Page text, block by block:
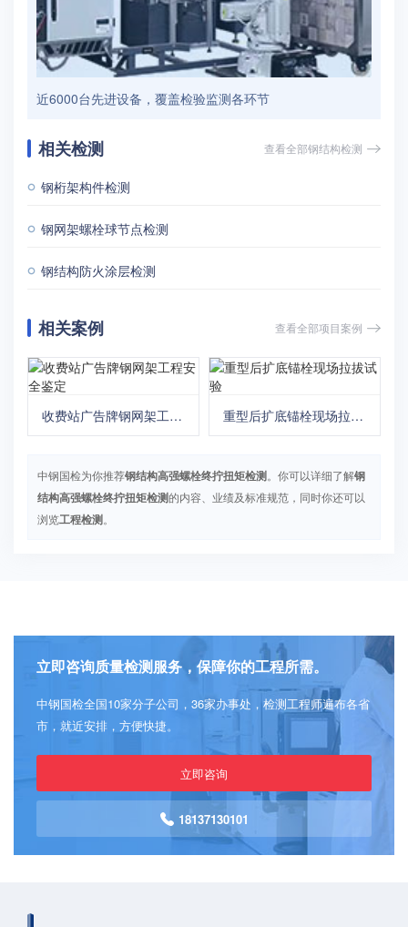
近6000台先进设备，覆盖检验监测各环节
相关检测 查看全部钢结构检测
钢桁架构件检测
钢网架螺栓球节点检测
钢结构防火涂层检测
相关案例 查看全部项目案例
收费站广告牌钢网架工程
安全鉴定
重型后扩底锚栓现场拉拔
试验
中钢国检为你推荐钢结构高强螺栓终拧扭矩检测。你可以详细了解钢
结构高强螺栓终拧扭矩检测的内容、业绩及标准规范，同时你还可以
浏览工程检测。
立即咨询质量检测服务，保障你的工程所需。
中钢国检全国10家分子公司，36家办事处，检测工程师遍布各省
市，就近安排，方便快捷。
立即咨询
18137130101